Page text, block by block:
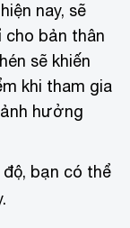
nay, sẽ
cho bản thân
sẽ khiến
khi tham gia
hưởng
bạn có thể